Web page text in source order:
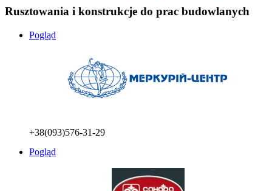
Rusztowania i konstrukcje do prac budowlanych
Pogląd
+38(093)576-31-29
Pogląd